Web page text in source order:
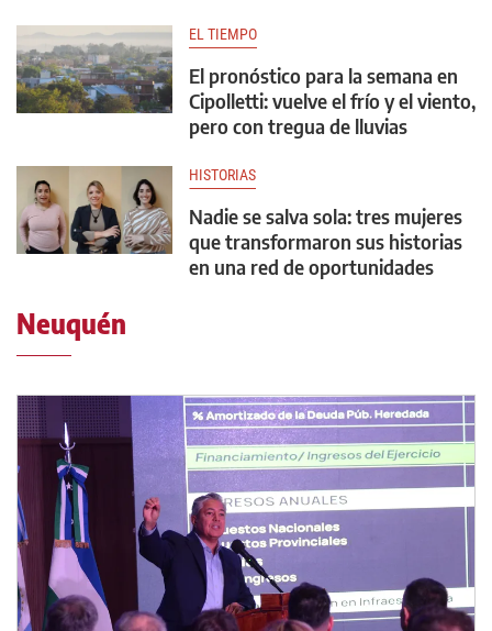
EL TIEMPO
El pronóstico para la semana en
Cipolletti: vuelve el frío y el viento,
pero con tregua de lluvias
HISTORIAS
Nadie se salva sola: tres mujeres
que transformaron sus historias
en una red de oportunidades
Neuquén